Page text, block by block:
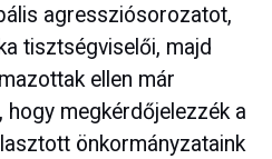
agressziósorozatot,
tisztségviselői, majd
ellen már
hogy megkérdőjelezzék a
önkormányzataink